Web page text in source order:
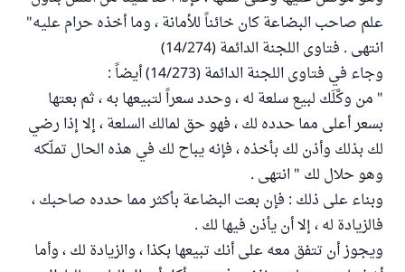
علم صاحب البضاعة كان خائناً للأمانة ، وما أخذه حرام عليه"
انتهى . فتاوى اللجنة الدائمة (14/274)
وجاء في فتاوى اللجنة الدائمة (14/273) أيضاً :
" من وكَّلَك لبيع سلعة له ، وحدد سعراً لتبيعها به ، ثم بعتها
بسعر أعلى مما حدده لك ، فهو حق لمالك السلعة ، إلا إذا رضي
لك بذلك وأذن لك بأخذه ، فإنه يباح لك في هذه الحال تملّكه
وهو حلال لك " انتهى .
وبناء على ذلك : فإن بعت البضاعة بأكثر مما حدده صاحبك ،
فالزيادة له ، إلا أن يأذن فيها لك .
ويجوز أن تتفق معه على أنك تبيعها بكذا ، والزيادة لك ، وأما